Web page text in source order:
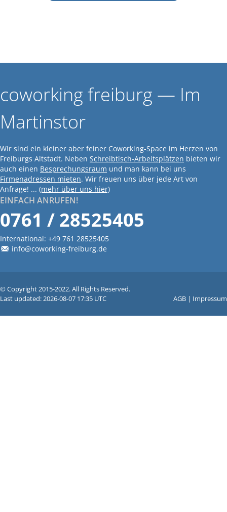
coworking freiburg — Im
Martinstor
Wir sind ein kleiner aber feiner Coworking-Space im Herzen von
Freiburgs Altstadt. Neben Schreibtisch-Arbeitsplätzen bieten wir
auch einen Besprechungsraum und man kann bei uns
Firmenadressen mieten. Wir freuen uns über jede Art von
Anfrage! ... (mehr über uns hier)
EINFACH ANRUFEN!
0761 / 28525405
International: +49 761 28525405
info@coworking-freiburg.de
© Copyright 2015-2022. All Rights Reserved.
Last updated: 2026-08-07 17:35 UTC
AGB | Impressum